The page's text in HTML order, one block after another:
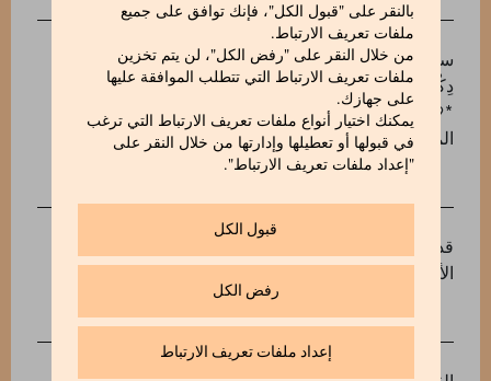
بالنقر على "قبول الكل"، فإنك توافق على جميع
ملفات تعريف الارتباط.
من خلال النقر على "رفض الكل"، لن يتم تخزين
ملفات تعريف الارتباط التي تتطلب الموافقة عليها
على جهازك.
يمكنك اختيار أنواع ملفات تعريف الارتباط التي ترغب
في قبولها أو تعطيلها وإدارتها من خلال النقر على
"إعداد ملفات تعريف الارتباط".
قبول الكل
رفض الكل
إعداد ملفات تعريف الارتباط
INGREDIENTS
سكر (41%)، لوز (41%)، نشا أرز، مُثَخّن: صمغ عربي، هُلَام،
دِكْسترينٌ مالتوزِيّ، مكسبات رائحة. أصباغ طعام: أحمر
E124*-E129*‎. قد يحتوي كميات قليلة من اللبن والصويا و
المكسرات الأخرى وفول سوداني.
قد يحتوي على آثار من: الحليب، الصويا، الفواكه المجففة
الأخرى، الفول السوداني